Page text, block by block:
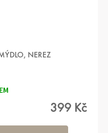
NEREZ
399 Kč